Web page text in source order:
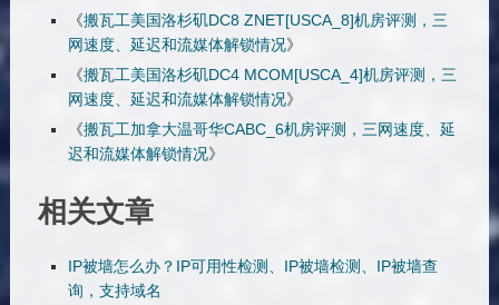
《搬瓦工美国洛杉矶DC8 ZNET[USCA_8]机房评测，三
网速度、延迟和流媒体解锁情况》
《搬瓦工美国洛杉矶DC4 MCOM[USCA_4]机房评测，三
网速度、延迟和流媒体解锁情况》
《搬瓦工加拿大温哥华CABC_6机房评测，三网速度、延
迟和流媒体解锁情况》
相关文章
IP被墙怎么办？IP可用性检测、IP被墙检测、IP被墙查
询，支持域名